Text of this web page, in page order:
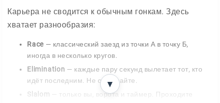
Карьера не сводится к обычным гонкам. Здесь
хватает разнообразия:
Race — классический заезд из точки А в точку Б,
иногда в несколько кругов.
Elimination — каждые пару секунд вылетает тот, кто
идёт последним. Не отставайте.
Slalom
— только вы, ворота и таймер. Проходите
▼